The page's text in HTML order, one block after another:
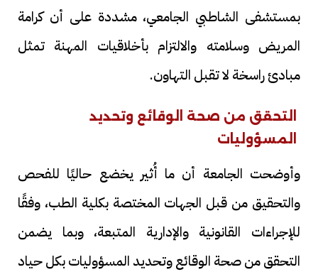
بمستشفى الشاطبي الجامعي، مشددة على أن كرامة
المريض وسلامته والالتزام بأخلاقيات المهنة تمثل
مبادئ راسخة لا تقبل التهاون.
التحقق من صحة الوقائع وتحديد
المسؤوليات
وأوضحت الجامعة أن ما أُثير يخضع حاليًا للفحص
والتحقيق من قبل الجهات المختصة بكلية الطب، وفقًا
للإجراءات القانونية والإدارية المتبعة، وبما يضمن
التحقق من صحة الوقائع وتحديد المسؤوليات بكل حياد